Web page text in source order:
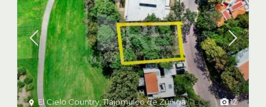
12
El Cielo Country,Tlajomulco de Zúñiga